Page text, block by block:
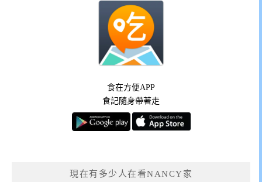
食在方便APP
食記隨身帶著走
現在有多少人在看NANCY家